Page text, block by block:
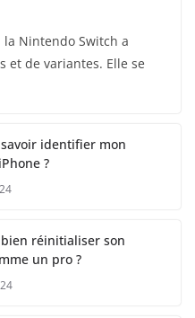
Nintendo Switch a
et de variantes. Elle se
identifier mon
?
réinitialiser son
un pro ?